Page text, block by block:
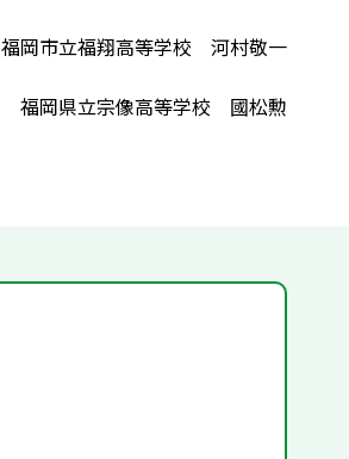
福岡市立福翔高等学校 河村敬一
福岡県立宗像高等学校 國松勲